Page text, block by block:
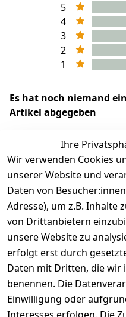
5
4
3
2
1
Es hat noch niemand
Artikel abgegeben
EU-Verantwortliche
Ihre
Wir verwenden Cookies
unserer Website und
Daten von
Adresse), um z.B. Inhalte
von Drittanbietern
unsere Website zu
erfolgt erst durch
Daten mit Dritten, die wir
benennen. Die
Einwilligung oder